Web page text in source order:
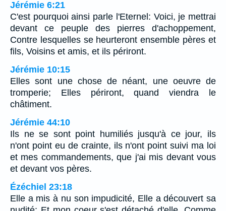
Jérémie 6:21
C'est pourquoi ainsi parle l'Eternel: Voici, je mettrai
devant ce peuple des pierres d'achoppement,
Contre lesquelles se heurteront ensemble pères et
fils, Voisins et amis, et ils périront.
Jérémie 10:15
Elles sont une chose de néant, une oeuvre de
tromperie; Elles périront, quand viendra le
châtiment.
Jérémie 44:10
Ils ne se sont point humiliés jusqu'à ce jour, ils
n'ont point eu de crainte, ils n'ont point suivi ma loi
et mes commandements, que j'ai mis devant vous
et devant vos pères.
Ézéchiel 23:18
Elle a mis à nu son impudicité, Elle a découvert sa